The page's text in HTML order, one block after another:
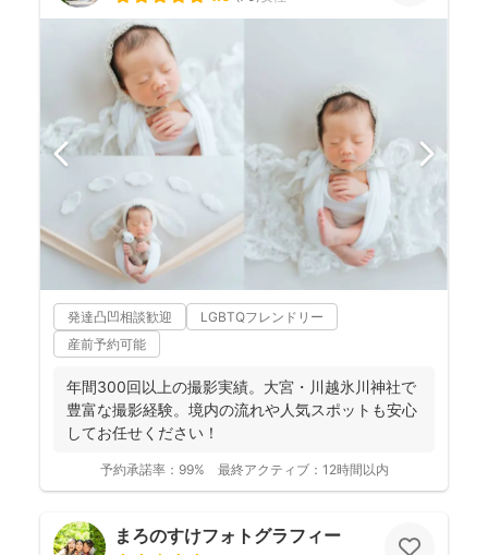
発達凸凹相談歓迎
LGBTQフレンドリー
産前予約可能
年間300回以上の撮影実績。大宮・川越氷川神社で
豊富な撮影経験。境内の流れや人気スポットも安心
してお任せください！
予約承諾率： 99% 最終アクティブ： 12時間以内
まろのすけフォトグラフィー